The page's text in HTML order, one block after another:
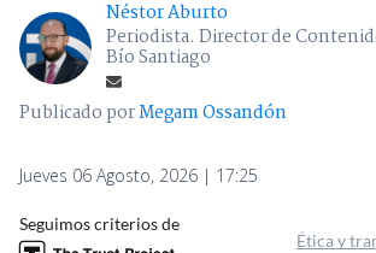
Néstor Aburto
Periodista. Director de
Bío Santiago
Publicado porMegam Ossandón
Jueves 06 Agosto, 2026 | 17:25
Seguimos criterios de
Ética y